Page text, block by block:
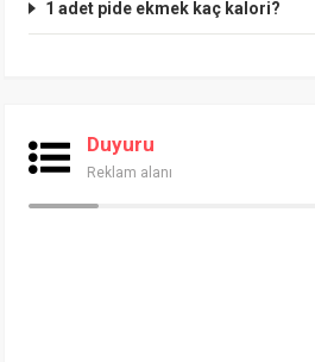
1 adet pide ekmek kaç kalori?
Duyuru
Reklam alanı